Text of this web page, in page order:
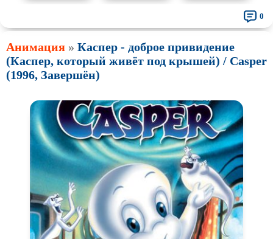
0
Анимация » Каспер - доброе привидение
(Каспер, который живёт под крышей) / Casper
(1996, Завершён)